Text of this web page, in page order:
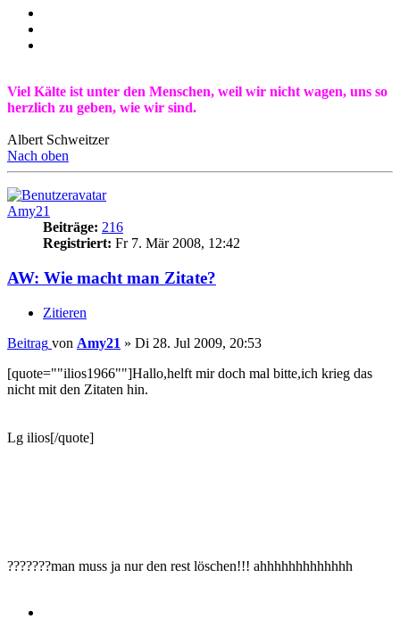
Viel Kälte ist unter den Menschen, weil wir nicht wagen, uns so
herzlich zu geben, wie wir sind.
Albert Schweitzer
Nach oben
Amy21
Beiträge: 216
Registriert: Fr 7. Mär 2008, 12:42
AW: Wie macht man Zitate?
Zitieren
Beitrag von Amy21 » Di 28. Jul 2009, 20:53
[quote=""ilios1966""]Hallo,helft mir doch mal bitte,ich krieg das
nicht mit den Zitaten hin.
Lg ilios[/quote]
???????man muss ja nur den rest löschen!!! ahhhhhhhhhhhhh